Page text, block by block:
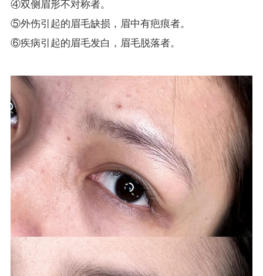
④双侧眉形不对称者。
⑤外伤引起的眉毛缺损，眉中有疤痕者。
⑥疾病引起的眉毛发白，眉毛脱落者。